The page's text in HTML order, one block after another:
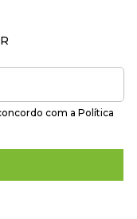
com a Política